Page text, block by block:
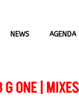
NEWS AGENDA
G ONE | MIXES